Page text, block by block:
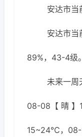
安达市当
安达市
89%，43-4级。
未来一
08-08【 晴
15~24℃，08-